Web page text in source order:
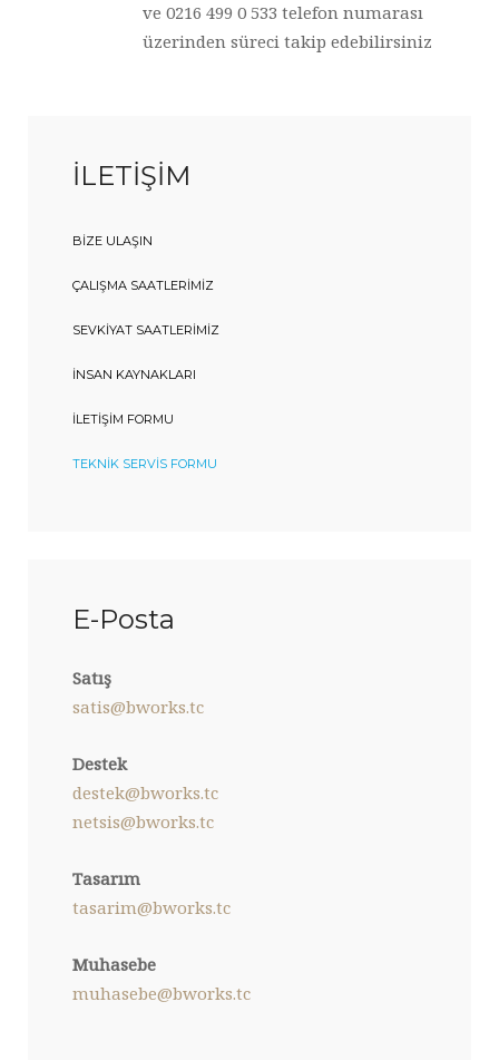
ve 0216 499 0 533 telefon numarası
üzerinden süreci takip edebilirsiniz
İLETİŞİM
BIZE ULAŞIN
ÇALIŞMA SAATLERIMIZ
SEVKIYAT SAATLERIMIZ
İNSAN KAYNAKLARI
İLETIŞIM FORMU
TEKNIK SERVIS FORMU
E-Posta
Satış
satis@bworks.tc
Destek
destek@bworks.tc
netsis@bworks.tc
Tasarım
tasarim@bworks.tc
Muhasebe
muhasebe@bworks.tc